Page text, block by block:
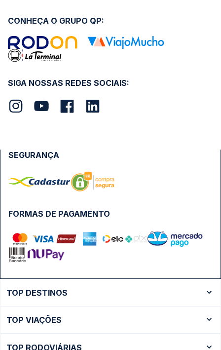
SIGA NOSSAS REDES SOCIAIS:
CONHEÇA O GRUPO QP:
FORMAS DE PAGAMENTO
SEGURANÇA
TOP DESTINOS
Ônibus São Paulo
TOP VIAÇÕES
TOP RODOVIÁRIAS